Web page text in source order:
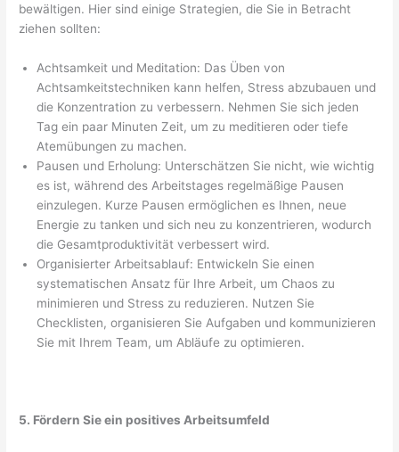
bewältigen. Hier sind einige Strategien, die Sie in Betracht
ziehen sollten:
Achtsamkeit und Meditation: Das Üben von
Achtsamkeitstechniken kann helfen, Stress abzubauen und
die Konzentration zu verbessern. Nehmen Sie sich jeden
Tag ein paar Minuten Zeit, um zu meditieren oder tiefe
Atemübungen zu machen.
Pausen und Erholung: Unterschätzen Sie nicht, wie wichtig
es ist, während des Arbeitstages regelmäßige Pausen
einzulegen. Kurze Pausen ermöglichen es Ihnen, neue
Energie zu tanken und sich neu zu konzentrieren, wodurch
die Gesamtproduktivität verbessert wird.
Organisierter Arbeitsablauf: Entwickeln Sie einen
systematischen Ansatz für Ihre Arbeit, um Chaos zu
minimieren und Stress zu reduzieren. Nutzen Sie
Checklisten, organisieren Sie Aufgaben und kommunizieren
Sie mit Ihrem Team, um Abläufe zu optimieren.
5. Fördern Sie ein positives Arbeitsumfeld